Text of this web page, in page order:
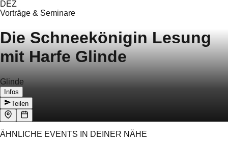
DEZ
Vorträge & Seminare
Die Schneekönigin Lesung
mit Harfe Glinde
Glinde
Infos
Teilen
ÄHNLICHE EVENTS IN DEINER NÄHE